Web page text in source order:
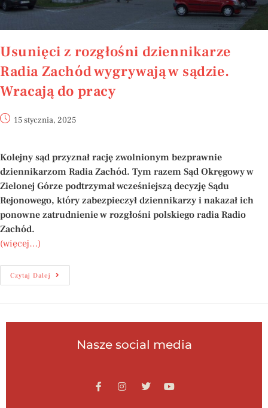
Usunięci z rozgłośni dziennikarze
Radia Zachód wygrywają w sądzie.
Wracają do pracy
15 stycznia, 2025
Kolejny sąd przyznał rację zwolnionym bezprawnie
dziennikarzom Radia Zachód. Tym razem Sąd Okręgowy w
Zielonej Górze podtrzymał wcześniejszą decyzję Sądu
Rejonowego, który zabezpieczył dziennikarzy i nakazał ich
ponowne zatrudnienie w rozgłośni polskiego radia Radio
Zachód.
(więcej…)
Czytaj Dalej
Nasze social media